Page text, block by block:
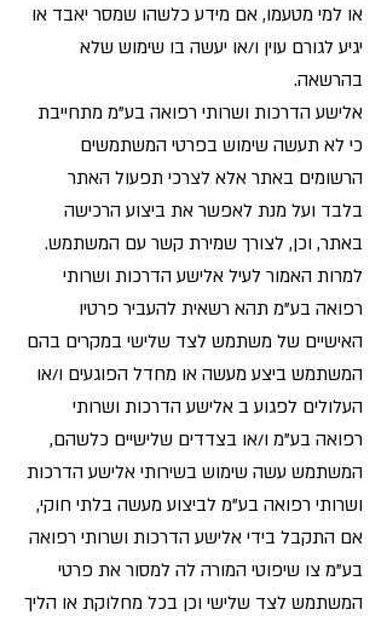
או למי מטעמו, אם מידע כלשהו שמסר יאבד או
יגיע לגורם עוין ו/או יעשה בו שימוש שלא
בהרשאה.
אלישע הדרכות ושרותי רפואה בע"מ מתחייבת
כי לא תעשה שימוש בפרטי המשתמשים
הרשומים באתר אלא לצרכי תפעול האתר
בלבד ועל מנת לאפשר את ביצוע הרכישה
באתר, וכן, לצורך שמירת קשר עם המשתמש.
למרות האמור לעיל אלישע הדרכות ושרותי
רפואה בע"מ תהא רשאית להעביר פרטיו
האישיים של משתמש לצד שלישי במקרים בהם
המשתמש ביצע מעשה או מחדל הפוגעים ו/או
העלולים לפגוע ב אלישע הדרכות ושרותי
רפואה בע"מ ו/או בצדדים שלישיים כלשהם,
המשתמש עשה שימוש בשירותי אלישע הדרכות
ושרותי רפואה בע"מ לביצוע מעשה בלתי חוקי,
אם התקבל בידי אלישע הדרכות ושרותי רפואה
בע"מ צו שיפוטי המורה לה למסור את פרטי
המשתמש לצד שלישי וכן בכל מחלוקת או הליך